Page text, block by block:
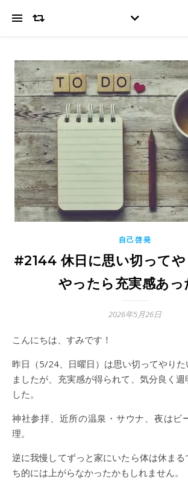
自己啓発
#2144 休日に思い切ってや
やったら充実感あっ
2026年5月26日
こんにちは、すみです！
昨日（5/24、日曜日）は思い切ってやり
ましたが、充実感が得られて、気分良く週
した。
神社参拝、近所の温泉・サウナ、夜はビ
理。
逆に我慢してずっと家にいたら体は休ま
ち的には上がらなかったかもしれません。